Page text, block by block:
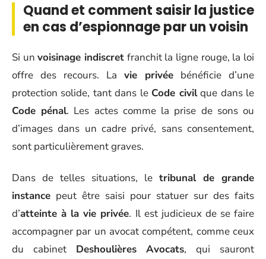
Quand et comment saisir la justice
en cas d’espionnage par un voisin
Si unvoisinage indiscret franchit la ligne rouge, la loi
offre des recours. La vie privée bénéficie d’une
protection solide, tant dans le Code civilque dans le
Code pénal. Les actes comme la prise de sons ou
d’images dans un cadre privé, sans consentement,
sont particulièrement graves.
Dans de telles situations, le tribunal de grande
instance peut être saisi pour statuer sur des faits
d’atteinte à la vie privée. Il est judicieux de se faire
accompagner par un avocat compétent, comme ceux
du cabinet Deshoulières Avocats, qui sauront